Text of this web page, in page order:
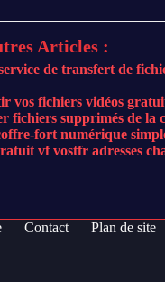
Articles :
de transfert de
vos fichiers vidéos
fichiers supprimés de la
fort numérique
vf vostfr adresses
Contact
Plan de site